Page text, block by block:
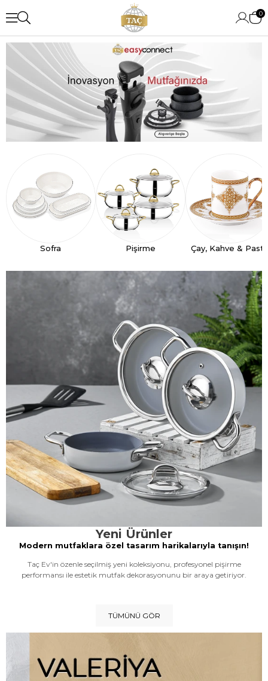
0
Sofra Pişirme Çay, Kahve &
Yeni Ürünler
Modern mutfaklara özel tasarım harikalarıyla tanışın!
Taç Ev'in özenle seçilmiş yeni koleksiyonu, profesyonel pişirme
performansı ile estetik mutfak dekorasyonunu bir araya getiriyor.
TÜMÜNÜ GÖR